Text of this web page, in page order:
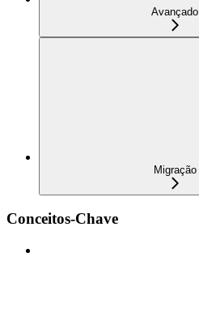
Avançado
Migração
Conceitos-Chave